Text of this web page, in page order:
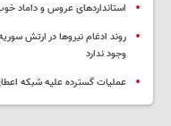
استانداردهای عروس و داماد خوب
روند ادغام نیروها در ارتش
وجود ندارد
عملیات گسترده علیه شبکه